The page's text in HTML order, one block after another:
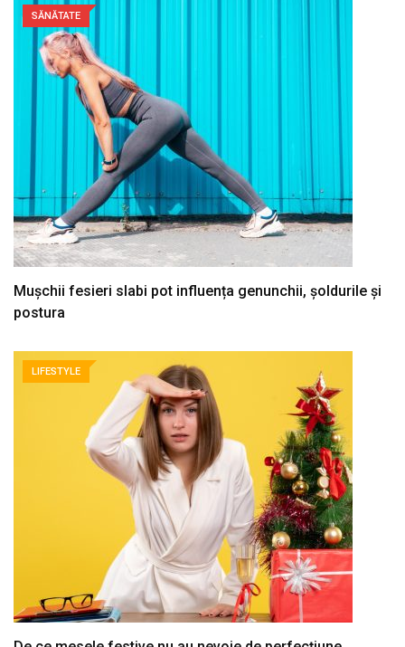
SĂNĂTATE
Mușchii fesieri slabi pot influența genunchii, șoldurile și
postura
LIFESTYLE